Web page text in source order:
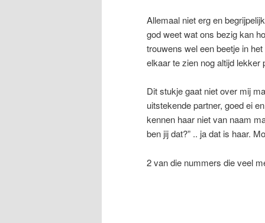
Allemaal niet erg en
god weet wat ons bezig kan
trouwens wel een beetje in
elkaar te zien nog altijd lekker
Dit stukje gaat niet over mij
uitstekende partner, goed ei
kennen haar niet van naam
ben jij dat?” .. ja dat is haar.
2 van die nummers die veel